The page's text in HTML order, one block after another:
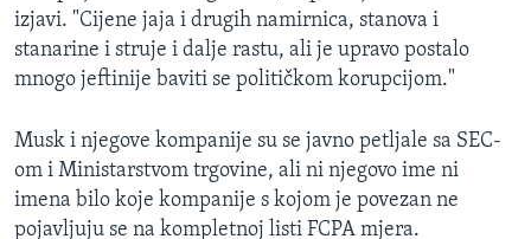
izjavi. "Cijene jaja i drugih namirnica, stanova i
stanarine i struje i dalje rastu, ali je upravo postalo
mnogo jeftinije baviti se političkom korupcijom."
Musk i njegove kompanije su se javno petljale sa SEC-
om i Ministarstvom trgovine, ali ni njegovo ime ni
imena bilo koje kompanije s kojom je povezan ne
pojavljuju se na kompletnoj listi FCPA mjera.